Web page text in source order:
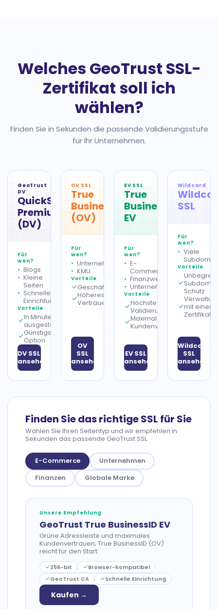
Welches GeoTrust SSL-
Zertifikat soll ich
wählen?
Finden Sie in Sekunden die passende Validierungsstufe
für Ihr Unternehmen.
GeoTrust
DV
QuickSSL
Premium
(DV)
Für
wen?
Blogs
Kleine
Seiten
Schnelle
Einrichtung
Vorteile
In Minuten
ausgestellt
Günstigste
Option
DV SSL
ansehen
OV SSL
True
BusinessID
(OV)
Für
wen?
Unternehmensseiten
KMU
Vorteile
Geschäftsidentitätsprüfung
Höheres
Vertrauensniveau
OV
SSL
ansehen
EV SSL
True
BusinessID
EV
Für
wen?
E-
Commerce
Finanzwesen
Unternehmensmarken
Vorteile
Höchste
Validierungsstufe
Maximales
Kundenvertrauen
EV SSL
ansehen
Wildcard
SSL
Für
wen?
Viele
Vorteile
Schutz
mit einem
Zertifikat
Wildcard
SSL
ansehen
Finden Sie das richtige SSL für Sie
Wählen Sie Ihren Seitentyp und wir empfehlen in
Sekunden das passende GeoTrust SSL.
E-Commerce
Unternehmen
Finanzen
Globale Marke
Unsere Empfehlung
GeoTrust True BusinessID EV
Grüne Adressleiste und maximales
Kundenvertrauen; True BusinessID (OV)
reicht für den Start.
256-bit
Browser-kompatibel
GeoTrust CA
Schnelle Einrichtung
Kaufen →